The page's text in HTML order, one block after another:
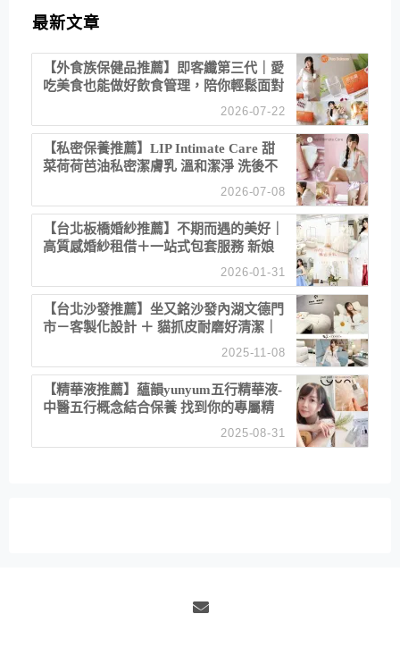
最新文章
【外食族保健品推薦】即客纖第三代｜愛
吃美食也能做好飲食管理，陪你輕鬆面對
2026-07-22
【私密保養推薦】LIP Intimate Care 甜
菜荷荷芭油私密潔膚乳 溫和潔淨 洗後不
2026-07-08
【台北板橋婚紗推薦】不期而遇的美好｜
高質感婚紗租借＋一站式包套服務 新娘
2026-01-31
【台北沙發推薦】坐又銘沙發內湖文德門
市－客製化設計 ＋ 貓抓皮耐磨好清潔｜
直營直銷、價格透明 高CP值打造夢想
2025-11-08
【精華液推薦】蘊韻yunyum五行精華液-
中醫五行概念結合保養 找到你的專屬精
華！ 水㊀土㊀就選「潤・賦精華」維持
2025-08-31